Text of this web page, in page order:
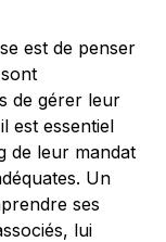
est de penser
de gérer leur
est essentiel
de leur mandat
Un
ses
lui